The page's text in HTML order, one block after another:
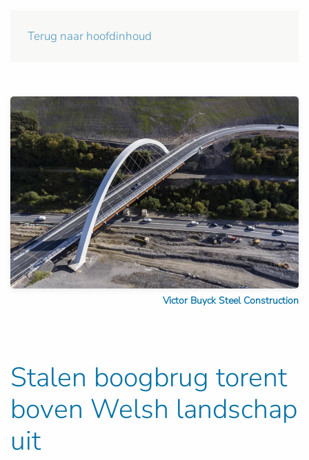
Terug naar hoofdinhoud
Victor Buyck Steel Construction
Stalen boogbrug torent
boven Welsh landschap
uit